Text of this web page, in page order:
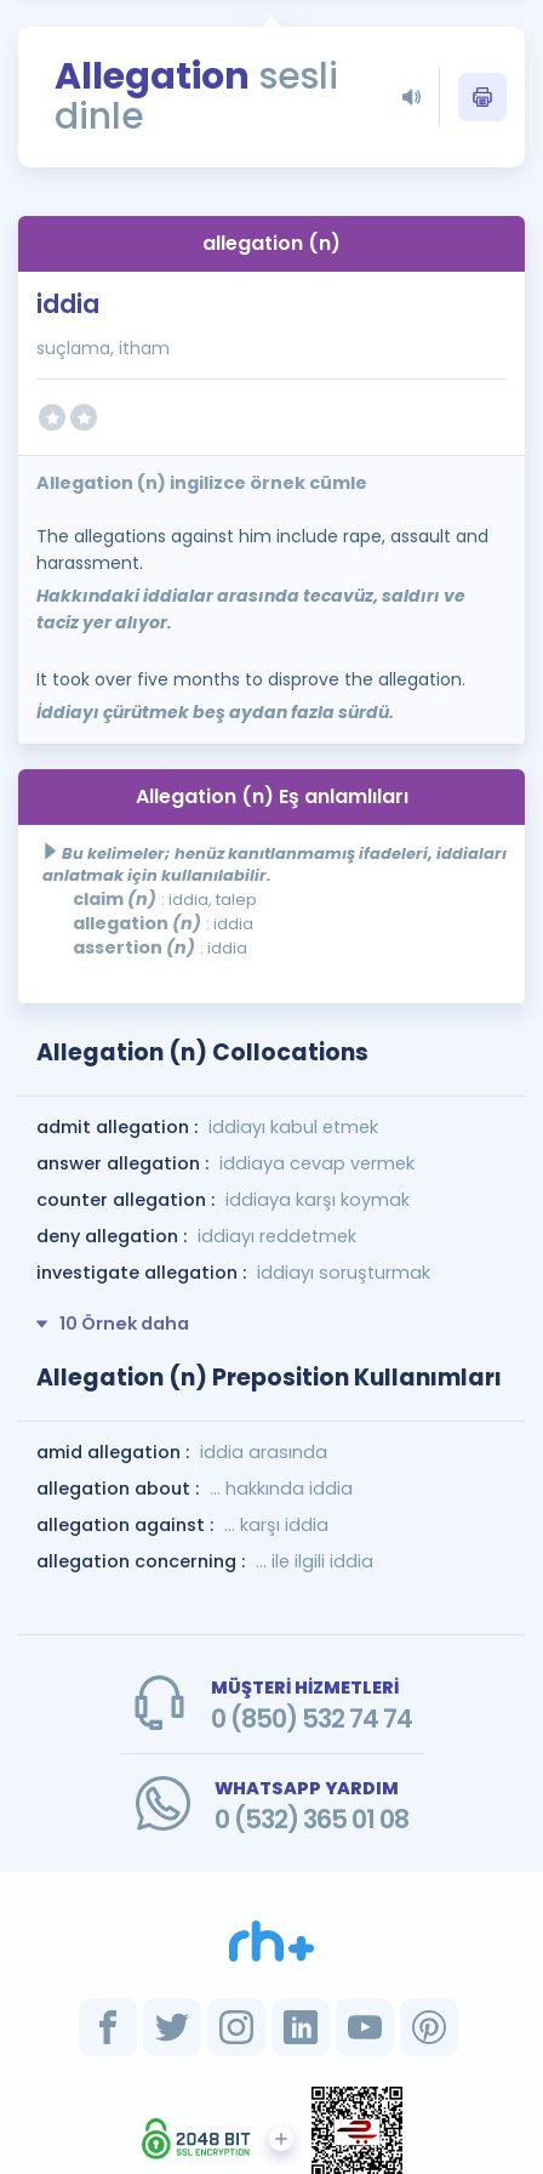
Rehberlik Aracı
ÖSYM Sınav Takvimi
İngilizce Gramer
Allegation sesli
dinle
allegation (n)
iddia
suçlama, itham
Allegation (n) ingilizce örnek cümle
The allegations against him include rape, assault and
harassment.
Hakkındaki iddialar arasında tecavüz, saldırı ve
taciz yer alıyor.
It took over five months to disprove the allegation.
İddiayı çürütmek beş aydan fazla sürdü.
Allegation (n) Eş anlamlıları
Bu kelimeler; henüz kanıtlanmamış ifadeleri, iddiaları
anlatmak için kullanılabilir.
claim (n) : iddia, talep
allegation (n) : iddia
assertion (n) : iddia
Allegation (n) Collocations
admit allegation : iddiayı kabul etmek
answer allegation : iddiaya cevap vermek
counter allegation : iddiaya karşı koymak
deny allegation : iddiayı reddetmek
investigate allegation : iddiayı soruşturmak
10 Örnek daha
Allegation (n) Preposition Kullanımları
amid allegation : iddia arasında
allegation about : ... hakkında iddia
allegation against : ... karşı iddia
allegation concerning : ... ile ilgili iddia
MÜŞTERİ HİZMETLERİ
0 (850) 532 74 74
WHATSAPP YARDIM
0 (532) 365 01 08